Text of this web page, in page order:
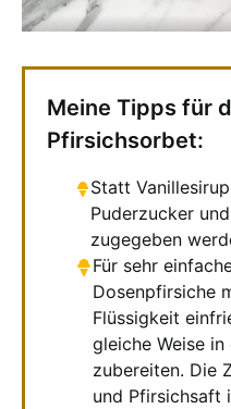
Meine Tipps für
Pfirsichsorbet:
Statt
Puderzucker
zugegeben
Für sehr
Dosenpfirsiche
Flüssigkeit
gleiche Weise
zubereiten. Die
und Pfirsichsaft